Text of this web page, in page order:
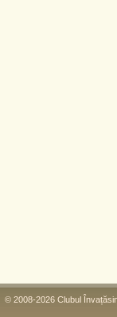
© 2008-2026 Clubul